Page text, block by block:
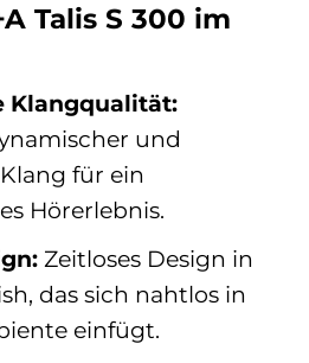
Talis S 300 im
Klangqualität:
und
für ein
Hörerlebnis.
Zeitloses Design in
das sich nahtlos in
einfügt.